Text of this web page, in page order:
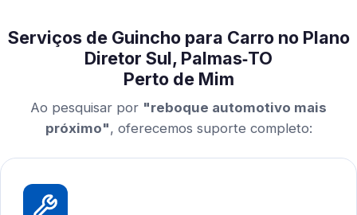
Serviços de Guincho para Carro no Plano
Diretor Sul, Palmas‑TO
Perto de Mim
Ao pesquisar por "reboque automotivo mais
próximo", oferecemos suporte completo: